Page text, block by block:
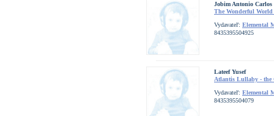
Jobim Antonio Carlos
The Wonderful
Vydavateľ: Elemental
8435395504925
Lateef Yusef
Atlantis Lullaby - the
Vydavateľ: Elemental
8435395504079